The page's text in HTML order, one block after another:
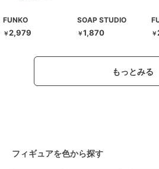
FUNKO
￥2,979
SOAP STUDIO
￥1,870 ￥
もっとみる
フィギュアを色から探す